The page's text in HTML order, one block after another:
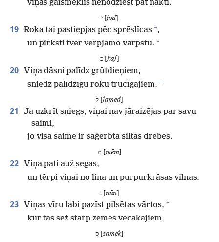
viņas gaismeklis nenodziest pat naktī.
י [jod]
19 Roka tai pastiepjas pēc sprēslīcas *,
un pirksti tver vērpjamo vārpstu. +
כ [ kaf]
20 Viņa dāsni palīdz grūtdieņiem,
sniedz palīdzīgu roku trūcīgajiem. +
ל [lāmed]
21
Ja uzkrīt sniegs, viņai nav jāraizējas par savu
saimi,
jo visa saime ir saģērbta siltās drēbēs.
mēm]
22
Viņa pati auž segas,
un tērpi viņai no lina un purpurkrāsas vilnas.
נ [nūn]
23 Viņas vīru labi pazīst pilsētas vārtos, +
kur tas sēž starp zemes vecākajiem.
sāmek]